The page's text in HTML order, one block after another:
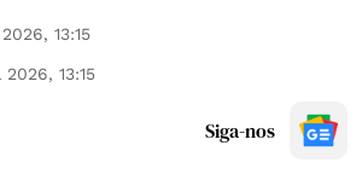
13:15
13:15
Siga-nos